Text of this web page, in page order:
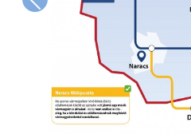
Previous